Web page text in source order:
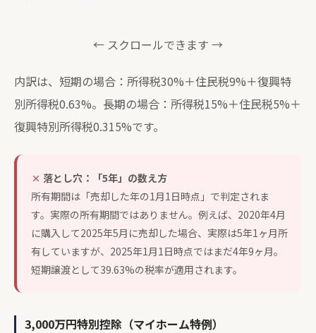
← スクロールできます →
内訳は、短期の場合：所得税30%＋住民税9%＋復興特
別所得税0.63%。長期の場合：所得税15%＋住民税5%＋
復興特別所得税0.315%です。
落とし穴：「5年」の数え方
所有期間は「売却した年の1月1日時点」で判定されま
す。実際の所有期間ではありません。例えば、2020年4月
に購入して2025年5月に売却した場合、実際は5年1ヶ月所
有していますが、2025年1月1日時点ではまだ4年9ヶ月。
短期譲渡として39.63%の税率が適用されます。
3,000万円特別控除（マイホーム特例）